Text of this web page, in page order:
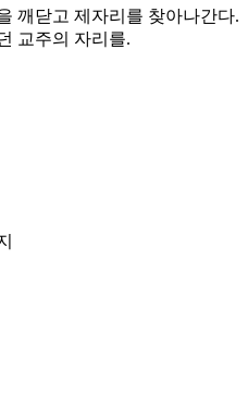
깨닫고 제자리를 찾아나간다.
교주의 자리를.